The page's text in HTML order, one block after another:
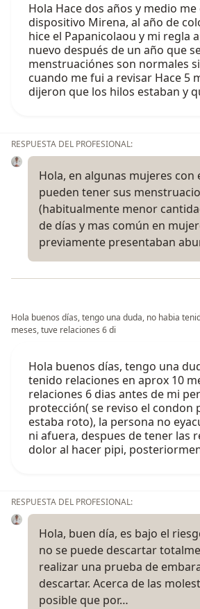
Hola Hace dos años y medio
dispositivo Mirena, al año de
hice el Papanicolaou y mi regla
nuevo después de un año que
menstruaciónes son normales
cuando me fui a revisar Hace 5
dijeron que los hilos estaban y
RESPUESTA DEL PROFESIONAL:
Hola, en algunas mujeres con
pueden tener sus
(habitualmente menor
de días y mas común en
previamente presentaban
Hola buenos días, tengo una duda, no habia
meses, tuve relaciones 6 di
Hola buenos días, tengo una
tenido relaciones en aprox 10
relaciones 6 dias antes de mi
protección( se reviso el condon
estaba roto), la persona no
ni afuera, despues de tener las
dolor al hacer pipi,
RESPUESTA DEL PROFESIONAL:
Hola, buen día, es bajo el
no se puede descartar
realizar una prueba de
descartar. Acerca de las
posible que por…